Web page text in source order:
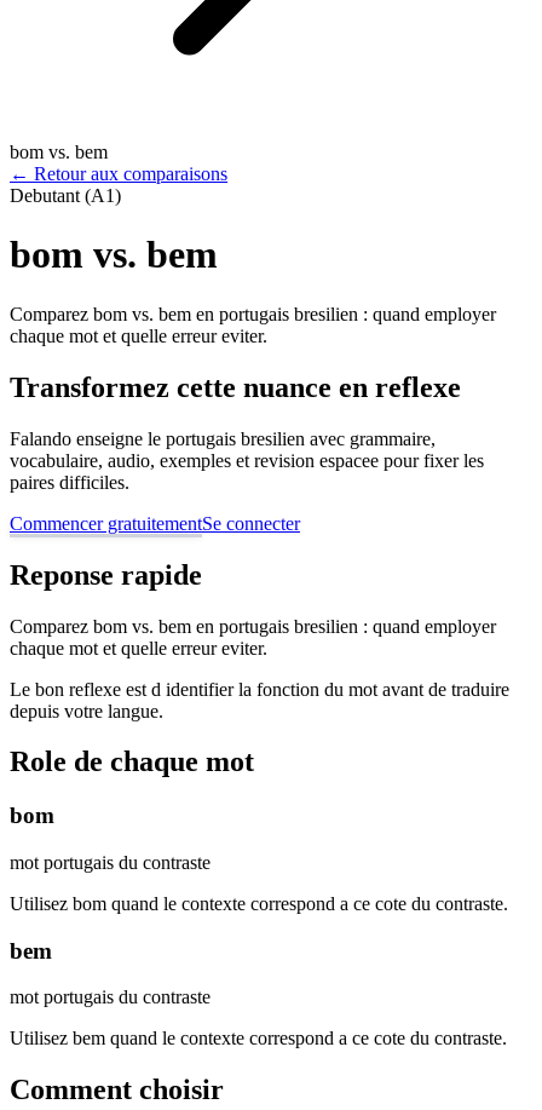
bom vs. bem
← Retour aux comparaisons
Debutant (A1)
bom vs. bem
Comparez bom vs. bem en portugais bresilien : quand employer
chaque mot et quelle erreur eviter.
Transformez cette nuance en reflexe
Falando enseigne le portugais bresilien avec grammaire,
vocabulaire, audio, exemples et revision espacee pour fixer les
paires difficiles.
Commencer gratuitementSe connecter
Reponse rapide
Comparez bom vs. bem en portugais bresilien : quand employer
chaque mot et quelle erreur eviter.
Le bon reflexe est d identifier la fonction du mot avant de traduire
depuis votre langue.
Role de chaque mot
bom
mot portugais du contraste
Utilisez bom quand le contexte correspond a ce cote du contraste.
bem
mot portugais du contraste
Utilisez bem quand le contexte correspond a ce cote du contraste.
Comment choisir